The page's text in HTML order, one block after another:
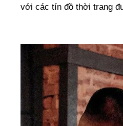
với các tín đồ thời trang